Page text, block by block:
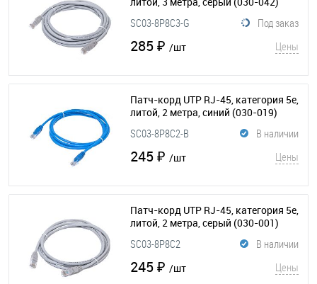
Под заказ
SC03-8P8C3-G
285 ₽ /шт Цены
Патч-корд UTP RJ-45, категория 5e,
литой, 2 метра, синий (030-019)
В наличии
SC03-8P8C2-B
245 ₽ /шт Цены
Патч-корд UTP RJ-45, категория 5e,
литой, 2 метра, серый (030-001)
В наличии
SC03-8P8C2
245 ₽ /шт Цены